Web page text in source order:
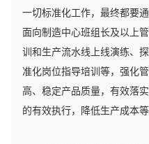
一切标准化工作，最终都要
面向制造中心班组长及以上
训和生产流水线上线演练、
准化岗位指导培训等，强化
高、稳定产品质量，有效落
的有效执行，降低生产成本